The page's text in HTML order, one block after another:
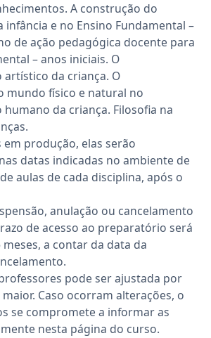
A construção do
infância e no Ensino Fundamental –
de ação pedagógica docente para
– anos iniciais. O
da criança. O
mundo físico e natural no
da criança. Filosofia na
produção, elas serão
datas indicadas no ambiente de
aulas de cada disciplina, após o
anulação ou cancelamento
de acesso ao preparatório será
a contar da data da
pode ser ajustada por
Caso ocorram alterações, o
se compromete a informar as
nesta página do curso.